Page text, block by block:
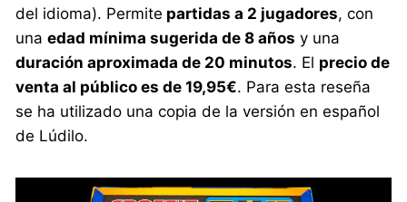
del idioma). Permite partidas a 2 jugadores, con
unaedad mínima sugerida de 8 años y una
duración aproximada de 20 minutos. El precio de
venta al público es de 19,95€. Para esta reseña
se ha utilizado una copia de la versión en español
de Lúdilo.